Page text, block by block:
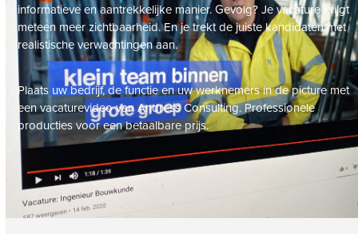
informatieve en aantrekkelijke manier. Gevolg? Je vacature krijgt
meteen meer zichtbaarheid. En je trekt de juiste kandidaten met
realistische verwachtingen aan.
Plaats uw bedrijf, de functie en uw werknemers in de picture met
een vacaturevideo van Andress Consulting. Professionele
producties voor een betaalbare prijs.